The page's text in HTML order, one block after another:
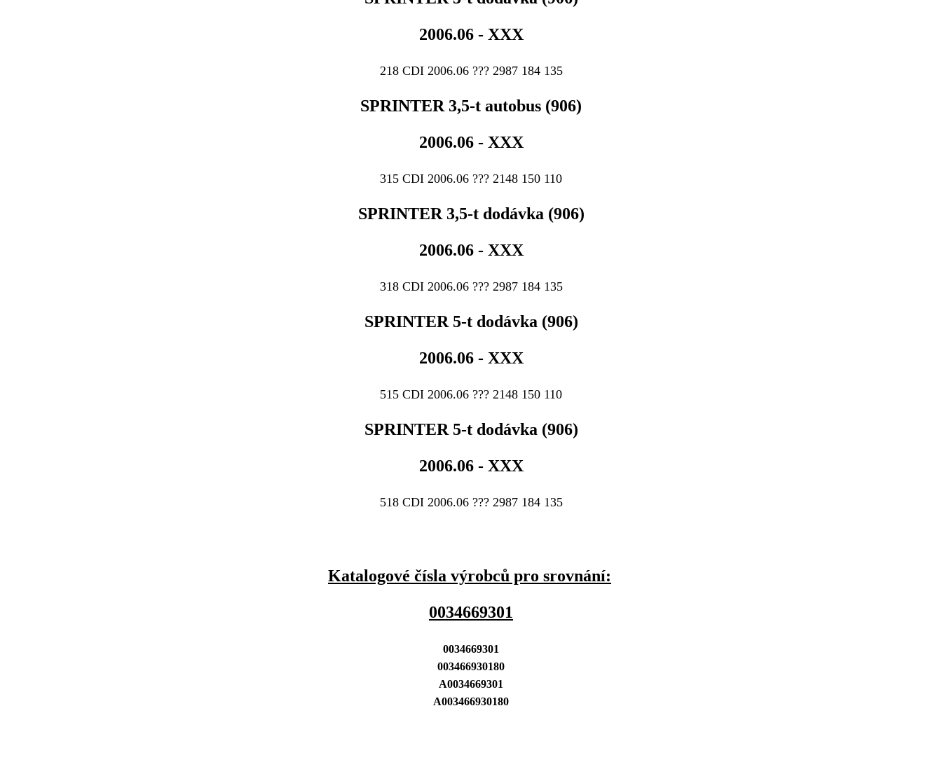
2006.06 - XXX
218 CDI 2006.06 ??? 2987 184 135
SPRINTER 3,5-t autobus (906)
2006.06 - XXX
315 CDI 2006.06 ??? 2148 150 110
SPRINTER 3,5-t dodávka (906)
2006.06 - XXX
318 CDI 2006.06 ??? 2987 184 135
SPRINTER 5-t dodávka (906)
2006.06 - XXX
515 CDI 2006.06 ??? 2148 150 110
SPRINTER 5-t dodávka (906)
2006.06 - XXX
518 CDI 2006.06 ??? 2987 184 135
Katalogové čísla výrobců pro srovnání:
0034669301
0034669301
003466930180
A0034669301
A003466930180